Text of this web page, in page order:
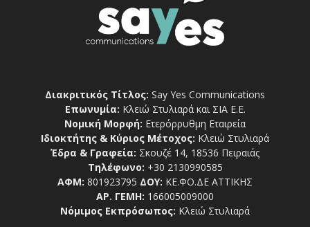
Διακριτικός Τίτλος: Say Yes Communications
Επωνυμία: Κλειώ Στυλιαρά και ΣΙΑ Ε.Ε.
Νομική Μορφή: Ετερόρρυθμη Εταιρεία
Ιδιοκτήτης & Κύριος Μέτοχος: Κλειώ Στυλιαρά
Έδρα & Γραφεία: Σκουζέ 14, 18536 Πειραιάς
Τηλέφωνο: +30 2130990585
ΑΦΜ: 801923795 ΔΟΥ: ΚΕ.ΦΟ.ΔΕ ΑΤΤΙΚΗΣ
ΑΡ. ΓΕΜΗ: 166005009000
Νόμιμος Εκπρόσωπος: Κλειώ Στυλιαρά